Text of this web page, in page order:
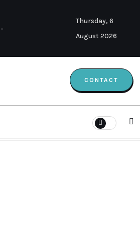
Thursday, 6
August 2026
CONTACT